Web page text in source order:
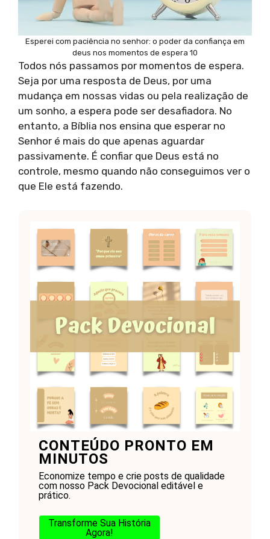
Esperei com paciência no senhor: o poder da confiança em
deus nos momentos de espera 10
Todos nós passamos por momentos de espera.
Seja por uma resposta de Deus, por uma
mudança em nossas vidas ou pela realização de
um sonho, a espera pode ser desafiadora. No
entanto, a Bíblia nos ensina que esperar no
Senhor é mais do que apenas aguardar
passivamente. É confiar que Deus está no
controle, mesmo quando não conseguimos ver o
que Ele está fazendo.
CONTEÚDO PRONTO EM
MINUTOS
Economize tempo e crie posts de qualidade
com nosso Pack Devocional editável e
prático.
Transforme Sua História
Agora!